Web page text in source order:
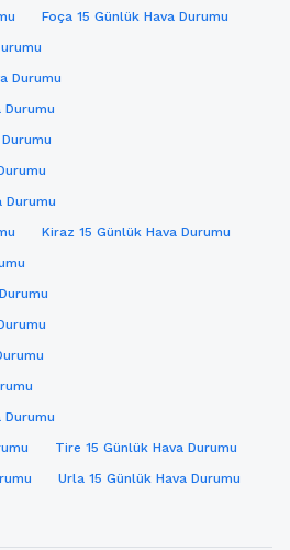
Foça 15 Günlük Hava Durumu
Durumu
Durumu
Durumu
Kiraz 15 Günlük Hava Durumu
Durumu
Tire 15 Günlük Hava Durumu
Urla 15 Günlük Hava Durumu